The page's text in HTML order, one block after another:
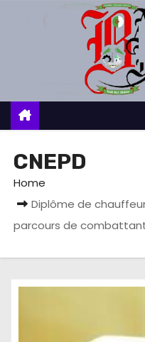
c
CNEPD
Home
Diplôme de
parcours de